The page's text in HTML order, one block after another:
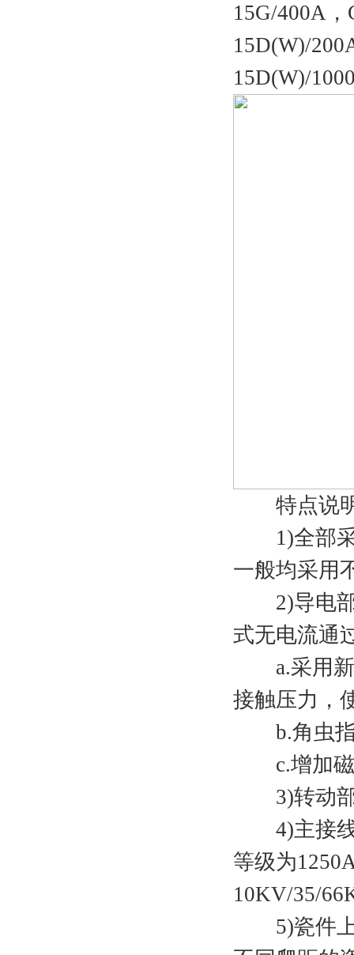
15G/400A
15D(W)/
15D(W)/
特点说
1)全部采
一般均采用
2)导电部
式无电流通
a.采用新
接触压力，
b.角虫指
c.增加磁
3)转动部
4)主接线
等级为
10KV/35/
5)瓷件上